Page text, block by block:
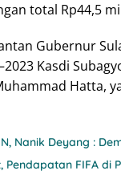
total Rp44,5
Gubernur
Kasdi
Hatta,
Nanik Deyang :
FIFA di